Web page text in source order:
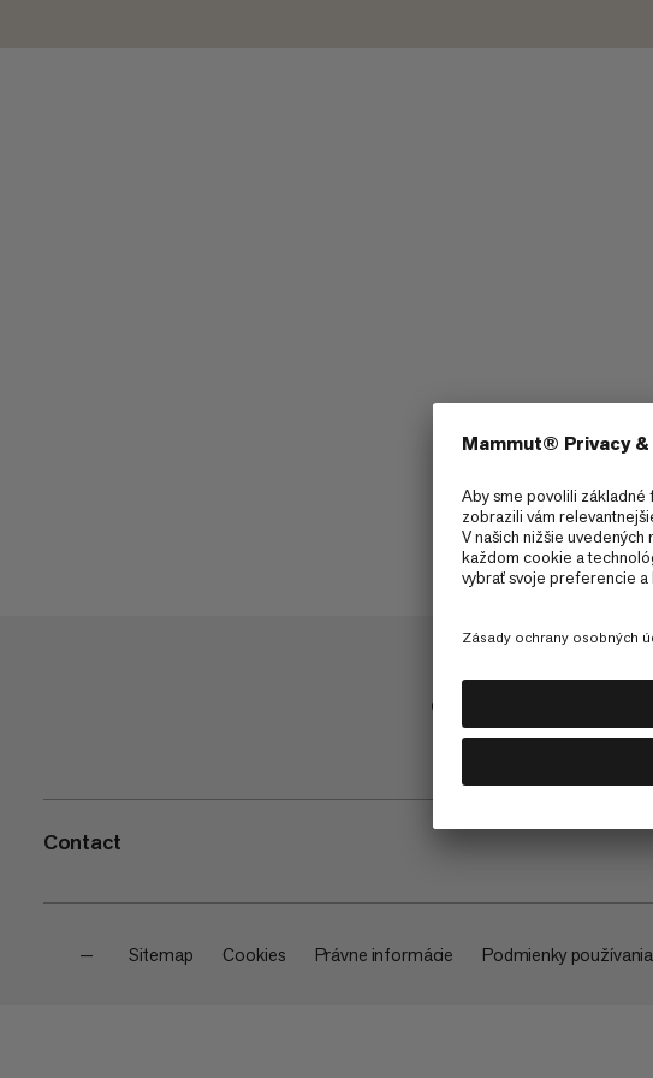
Obchod
Contact
— Sitemap Cookies Právne informácie Podmienky používania